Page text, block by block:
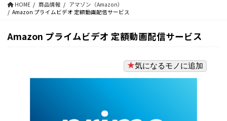
HOME 商品情報
アマゾン（Amazon）
Amazon プライムビデオ 定額動画配信サービス
Amazon プライムビデオ 定額動画配信サービス
気になるモノに追加